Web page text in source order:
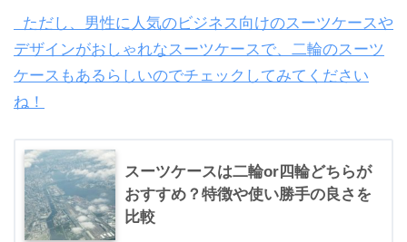
ただし、男性に人気のビジネス向けのスーツケースや
デザインがおしゃれなスーツケースで、二輪のスーツ
ケースもあるらしいのでチェックしてみてください
ね！
スーツケースは二輪or四輪どちらが
おすすめ？特徴や使い勝手の良さを
比較